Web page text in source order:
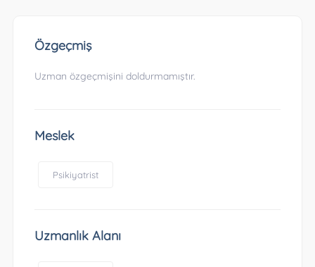
Özgeçmiş
Uzman özgeçmişini doldurmamıştır.
Meslek
Psikiyatrist
Uzmanlık Alanı